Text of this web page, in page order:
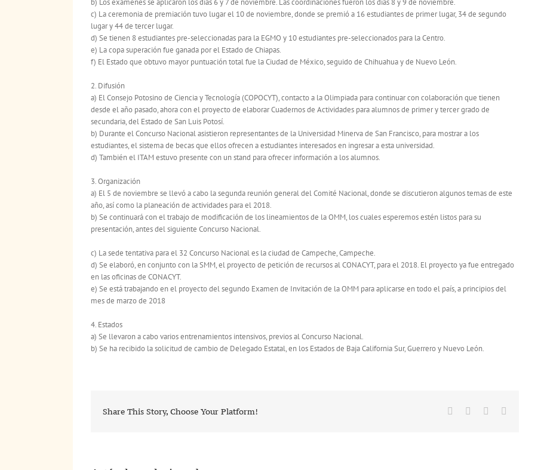
b) Los exámenes se aplicaron los días 6 y 7 de noviembre. Las coordinaciones fueron los días 8 y 9 de noviembre.
c) La ceremonia de premiación tuvo lugar el 10 de noviembre, donde se premió a 16 estudiantes de primer lugar, 34 de segundo
lugar y 44 de tercer lugar.
d) Se tienen 8 estudiantes pre-seleccionadas para la EGMO y 10 estudiantes pre-seleccionados para la Centro.
e) La copa superación fue ganada por el Estado de Chiapas.
f) El Estado que obtuvo mayor puntuación total fue la Ciudad de México, seguido de Chihuahua y de Nuevo León.
2. Difusión
a) El Consejo Potosino de Ciencia y Tecnología (COPOCYT), contacto a la Olimpiada para continuar con colaboración que tienen
desde el año pasado, ahora con el proyecto de elaborar Cuadernos de Actividades para alumnos de primer y tercer grado de
secundaria, del Estado de San Luis Potosí.
b) Durante el Concurso Nacional asistieron representantes de la Universidad Minerva de San Francisco, para mostrar a los
estudiantes, el sistema de becas que ellos ofrecen a estudiantes interesados en ingresar a esta universidad.
d) También el ITAM estuvo presente con un stand para ofrecer información a los alumnos.
3. Organización
a) El 5 de noviembre se llevó a cabo la segunda reunión general del Comité Nacional, donde se discutieron algunos temas de este
año, así como la planeación de actividades para el 2018.
b) Se continuará con el trabajo de modificación de los lineamientos de la OMM, los cuales esperemos estén listos para su
presentación, antes del siguiente Concurso Nacional.
c) La sede tentativa para el 32 Concurso Nacional es la ciudad de Campeche, Campeche.
d) Se elaboró, en conjunto con la SMM, el proyecto de petición de recursos al CONACYT, para el 2018. El proyecto ya fue entregado
en las oficinas de CONACYT.
e) Se está trabajando en el proyecto del segundo Examen de Invitación de la OMM para aplicarse en todo el país, a principios del
mes de marzo de 2018
4. Estados
a) Se llevaron a cabo varios entrenamientos intensivos, previos al Concurso Nacional.
b) Se ha recibido la solicitud de cambio de Delegado Estatal, en los Estados de Baja California Sur, Guerrero y Nuevo León.
Share This Story, Choose Your Platform! Facebook